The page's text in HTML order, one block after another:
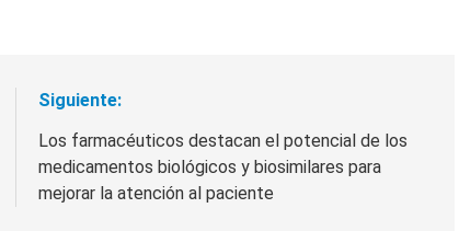
Siguiente:
Los farmacéuticos destacan el potencial de los
medicamentos biológicos y biosimilares para
mejorar la atención al paciente